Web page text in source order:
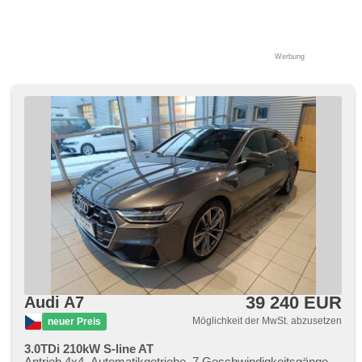
Werbung
Audi A7
neuer Preis
39 240 EUR
Möglichkeit der MwSt. abzusetzen
3.0TDi 210kW S-line AT